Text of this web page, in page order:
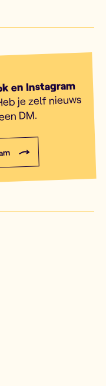
en Instagram
je zelf nieuws
DM.